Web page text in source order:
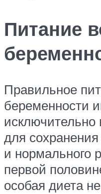
Питание
Правильное
беременности
исключительно
для
и нормального
первой
особая диета